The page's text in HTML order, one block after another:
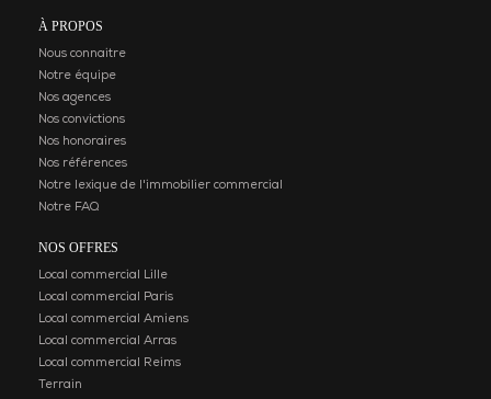
À PROPOS
Nous connaitre
Notre équipe
Nos agences
Nos convictions
Nos honoraires
Nos références
Notre lexique de l'immobilier commercial
Notre FAQ
NOS OFFRES
Local commercial Lille
Local commercial Paris
Local commercial Amiens
Local commercial Arras
Local commercial Reims
Terrain